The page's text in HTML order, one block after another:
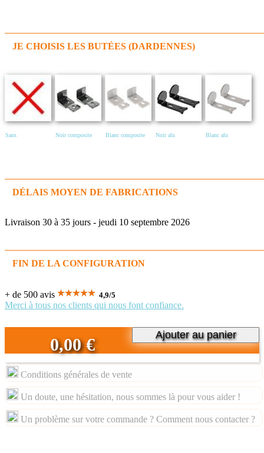
JE CHOISIS LES BUTÉES (DARDENNES)
Sans Noir composite Blanc composite Noir alu Blanc alu
DÉLAIS MOYEN DE FABRICATIONS
Livraison 30 à 35 jours - jeudi 10 septembre 2026
FIN DE LA CONFIGURATION
+ de 500 avis 4,9/5
Merci à tous nos clients qui nous font confiance.
Ajouter au panier
0,00 €
Conditions générales de vente
Un doute, une hésitation, nous sommes là pour vous aider !
Un problème sur votre commande ? Comment nous contacter ?